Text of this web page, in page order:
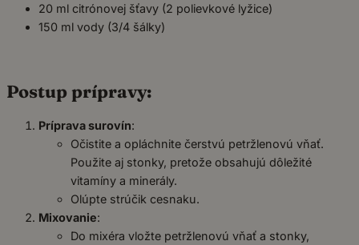
20 ml citrónovej šťavy (2 polievkové lyžice)
150 ml vody (3/4 šálky)
Postup prípravy:
Príprava surovín:
Očistite a opláchnite čerstvú petržlenovú vňať.
Použite aj stonky, pretože obsahujú dôležité
vitamíny a minerály.
Olúpte strúčik cesnaku.
Mixovanie:
Do mixéra vložte petržlenovú vňať a stonky,